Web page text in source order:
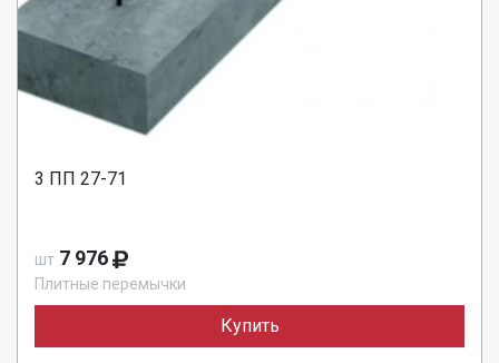
3 ПП 27-71
шт 7 976
Плитные перемычки
Купить